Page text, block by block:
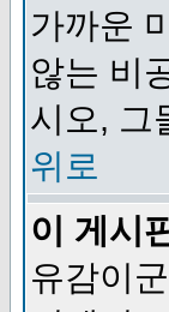
가까운
않는 비
시오, 그
위로
이 게시
유감이